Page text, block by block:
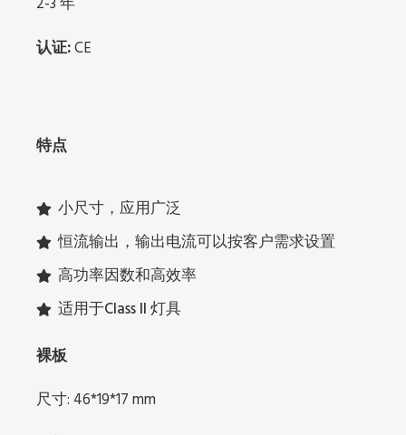
认证:CE
特点
小尺寸，应用广泛
恒流输出，输出电流可以按客户需求设置
高功率因数和高效率
适用于Class II 灯具
裸板
尺寸: 46*19*17 mm